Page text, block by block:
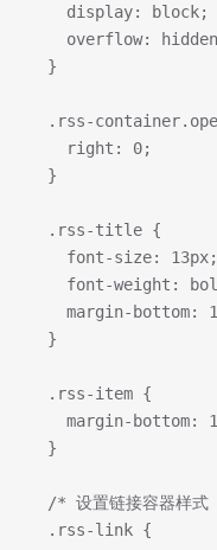
    display: block;
overflow:
  }
.rss-
    right: 0;
  }
  .rss-title {
    font-size: 13px;
font-weight:
margin-bottom:
  }
  .rss-item {
margin-bottom:
  }
/* 设置链接容器样式
  .rss-link {